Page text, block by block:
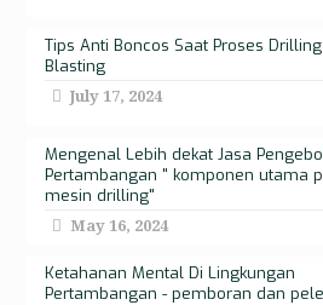
Tips Anti Boncos Saat Proses
Blasting
July 17, 2024
Mengenal Lebih dekat Jasa
Pertambangan " komponen utama
mesin drilling"
May 16, 2024
Ketahanan Mental Di Lingkungan
Pertambangan - pemboran dan